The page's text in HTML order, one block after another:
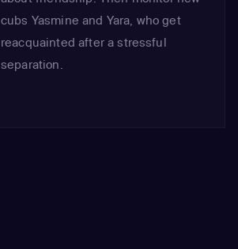
cubs Yasmine and Yara, who get
reacquainted after a stressful
separation.